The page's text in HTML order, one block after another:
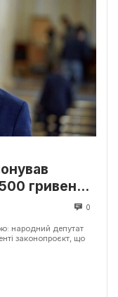
гривень
ознакою
0
народний депутат
законопроєкт, що